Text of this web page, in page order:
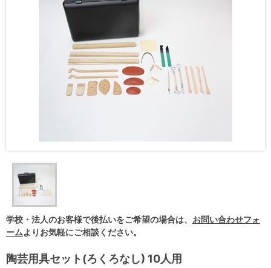
陶芸用具セット(ろくろなし) 10人用
学校・法人のお客様で後払いをご希望の場合は、 お問い合わせフォ
ームよりお気軽にご相談ください。